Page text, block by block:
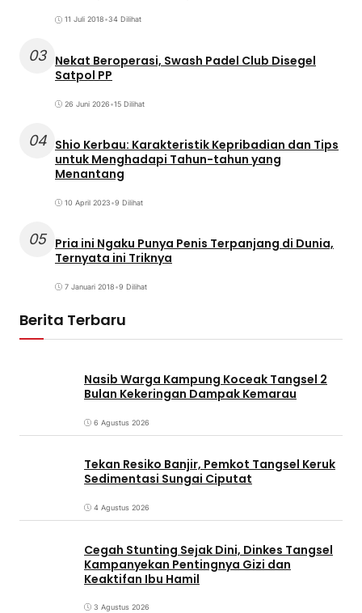
11 Juli 2018•34 Dilihat
03 Nekat Beroperasi, Swash Padel Club Disegel
Satpol PP
26 Juni 2026•15 Dilihat
04 Shio Kerbau: Karakteristik Kepribadian dan Tips
untuk Menghadapi Tahun-tahun yang
Menantang
10 April 2023•9 Dilihat
05 Pria ini Ngaku Punya Penis Terpanjang di Dunia,
Ternyata ini Triknya
7 Januari 2018•9 Dilihat
Berita Terbaru
Nasib Warga Kampung Koceak Tangsel 2
Bulan Kekeringan Dampak Kemarau
6 Agustus 2026
Tekan Resiko Banjir, Pemkot Tangsel Keruk
Sedimentasi Sungai Ciputat
4 Agustus 2026
Cegah Stunting Sejak Dini, Dinkes Tangsel
Kampanyekan Pentingnya Gizi dan
Keaktifan Ibu Hamil
3 Agustus 2026